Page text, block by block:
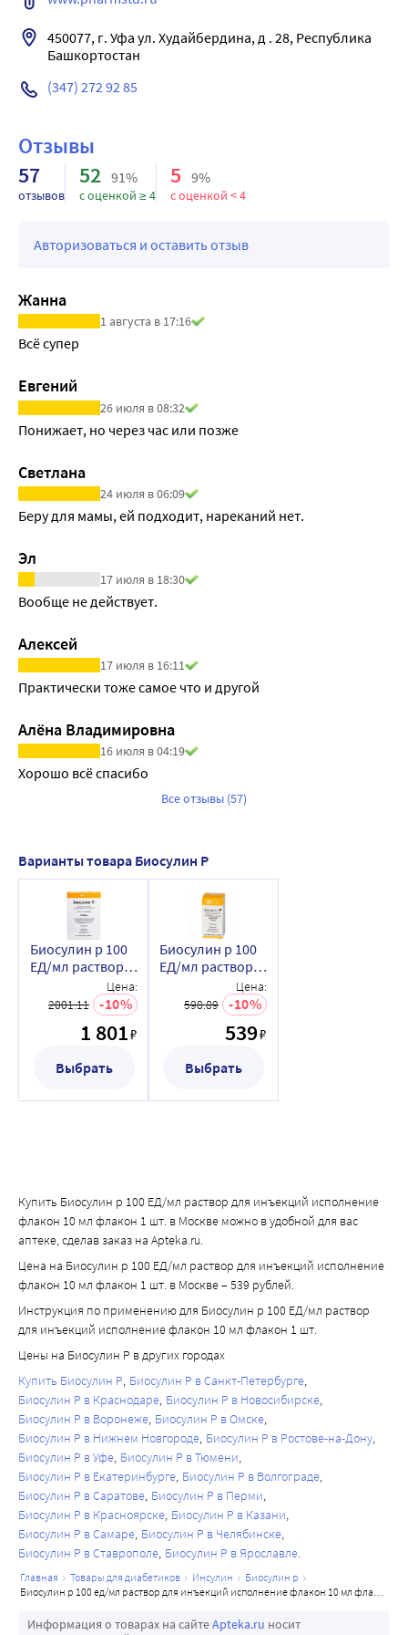
30-80%.
450077, г. Уфа ул. Худайбердина, д . 28, Республика
Башкортостан
(347) 272 92 85
Отзывы
57
отзывов
52 91%
с оценкой ≥ 4
5 9%
с оценкой < 4
Авторизоваться и оставить отзыв
Жанна
1 августа в 17:16
Всё супер
Евгений
26 июля в 08:32
Понижает, но через час или позже
Светлана
24 июля в 06:09
Беру для мамы, ей подходит, нареканий нет.
Эл
17 июля в 18:30
Вообще не действует.
Алексей
17 июля в 16:11
Практически тоже самое что и другой
Алёна Владимировна
16 июля в 04:19
Хорошо всё спасибо
Все отзывы (57)
Варианты товара Биосулин Р
Биосулин р 100
ЕД/мл раствор
для инъекций
исполнение
картридж+шприц-
ручка 5 шт.
Цена:
2001.11
10
1 801₽
Выбрать
Биосулин р 100
ЕД/мл раствор
для инъекций
исполнение
флакон 10 мл
флакон 1 шт.
Цена:
598.89
10
539₽
Выбрать
Купить Биосулин р 100 ЕД/мл раствор для инъекций исполнение
флакон 10 мл флакон 1 шт. в Москве можно в удобной для вас
аптеке, сделав заказ на Apteka.ru.
Цена на Биосулин р 100 ЕД/мл раствор для инъекций исполнение
флакон 10 мл флакон 1 шт. в Москве – 539 рублей.
Инструкция по применению для Биосулин р 100 ЕД/мл раствор
для инъекций исполнение флакон 10 мл флакон 1 шт.
Цены на Биосулин Р в других городах
Купить Биосулин Р Биосулин Р в Санкт-Петербурге
Биосулин Р в Краснодаре Биосулин Р в Новосибирске
Биосулин Р в Воронеже Биосулин Р в Омске
Биосулин Р в Нижнем Новгороде Биосулин Р в Ростове-на-Дону
Биосулин Р в Уфе Биосулин Р в Тюмени
Биосулин Р в Екатеринбурге Биосулин Р в Волгограде
Биосулин Р в Саратове Биосулин Р в Перми
Биосулин Р в Красноярске Биосулин Р в Казани
Биосулин Р в Самаре Биосулин Р в Челябинске
Биосулин Р в Ставрополе Биосулин Р в Ярославле
главная товары для диабетиков инсулин
биосулин р
биосулин р 100 ед/мл раствор для инъекций исполнение флакон 10 мл флакон 1 шт.
Информация о товарах на сайтеApteka.ru носит